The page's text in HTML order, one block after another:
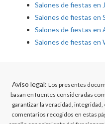
Salones de fiestas en
Salones de fiestas en
Salones de fiestas en
Salones de fiestas en
Aviso legal: Los presentes
basan en fuentes consideradas
garantizar la veracidad,
comentarios recogidos en estas